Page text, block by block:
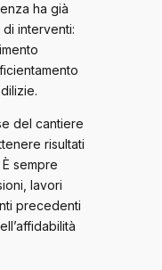
ha già
interventi:
del cantiere
risultati
sempre
lavori
precedenti